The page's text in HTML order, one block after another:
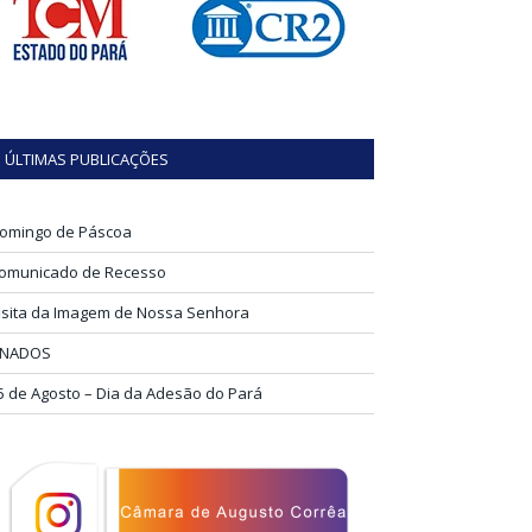
ÚLTIMAS PUBLICAÇÕES
de Páscoa
de Recesso
da Imagem de Nossa Senhora
de Agosto – Dia da Adesão do Pará